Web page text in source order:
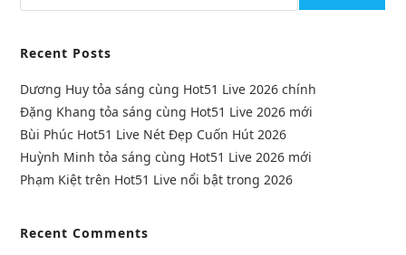
Recent Posts
Dương Huy tỏa sáng cùng Hot51 Live 2026 chính
Đặng Khang tỏa sáng cùng Hot51 Live 2026 mới
Bùi Phúc Hot51 Live Nét Đẹp Cuốn Hút 2026
Huỳnh Minh tỏa sáng cùng Hot51 Live 2026 mới
Phạm Kiệt trên Hot51 Live nổi bật trong 2026
Recent Comments